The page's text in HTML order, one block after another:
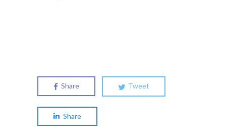
Share Tweet
Share